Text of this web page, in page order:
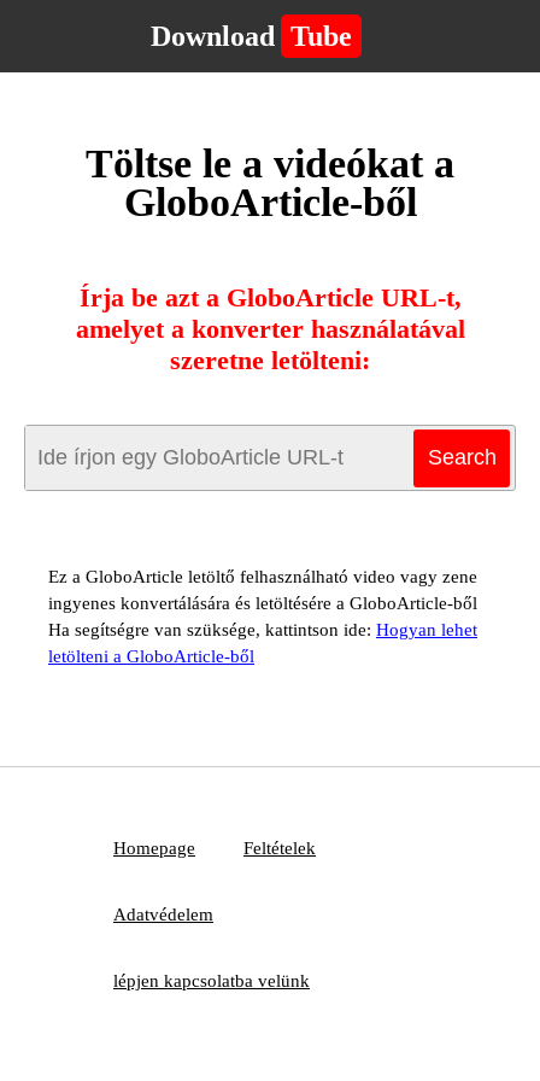
Download Tube
Töltse le a videókat a
GloboArticle-ből
Írja be azt a GloboArticle URL-t,
amelyet a konverter használatával
szeretne letölteni:
Ez a GloboArticle letöltő felhasználható video vagy zene
ingyenes konvertálására és letöltésére a GloboArticle-ből
Ha segítségre van szüksége, kattintson ide: Hogyan lehet
letölteni a GloboArticle-ből
Homepage Feltételek
Adatvédelem
lépjen kapcsolatba velünk